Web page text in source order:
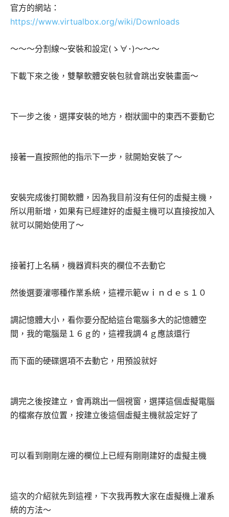
官方的網站：
https://www.virtualbox.org/wiki/Downloads
～～～分割線～安裝和設定(ゝ∀･)～～～
下載下來之後，雙擊軟體安裝包就會跳出安裝畫面～
下一步之後，選擇安裝的地方，樹狀圖中的東西不要動它
接著一直按照他的指示下一步，就開始安裝了～
安裝完成後打開軟體，因為我目前沒有任何的虛擬主機，
所以用新增，如果有已經建好的虛擬主機可以直接按加入
就可以開始使用了～
接著打上名稱，機器資料夾的欄位不去動它
然後選要灌哪種作業系統，這裡示範ｗｉｎｄｅｓ１０
調記憶體大小，看你要分配給這台電腦多大的記憶體空
間，我的電腦是１６ｇ的，這裡我調４ｇ應該還行
而下面的硬碟選項不去動它，用預設就好
調完之後按建立，會再跳出一個視窗，選擇這個虛擬電腦
的檔案存放位置，按建立後這個虛擬主機就設定好了
可以看到剛剛左邊的欄位上已經有剛剛建好的虛擬主機
這次的介紹就先到這裡，下次我再教大家在虛擬機上灌系
統的方法～